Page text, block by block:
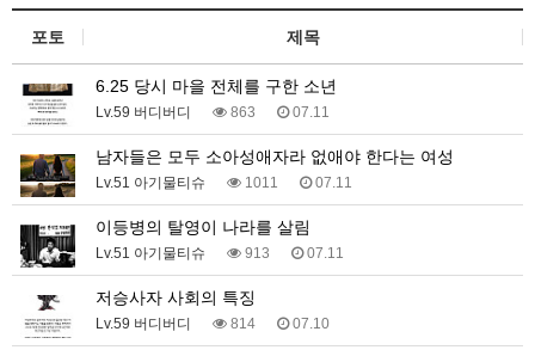
포토 제목
6.25 당시 마을 전체를 구한 소년
Lv.59 버디버디 863 07.11
남자들은 모두 소아성애자라 없애야 한다는 여성
Lv.51 아기물티슈 1011 07.11
이등병의 탈영이 나라를 살림
Lv.51 아기물티슈 913 07.11
저승사자 사회의 특징
Lv.59 버디버디 814 07.10